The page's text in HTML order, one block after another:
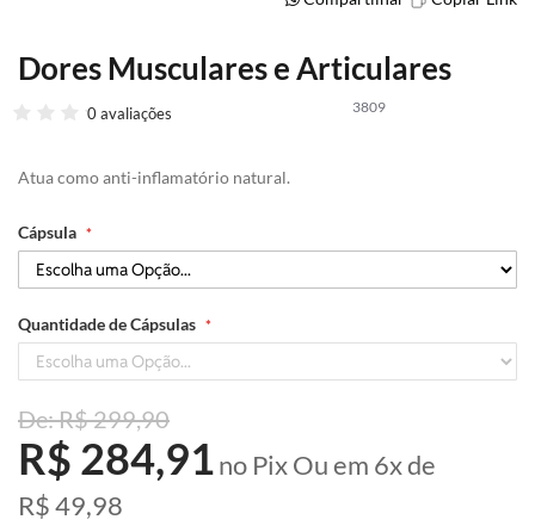
Dores Musculares e Articulares
3809
0 avaliações
Atua como anti-inflamatório natural.
Cápsula
Quantidade de Cápsulas
R$ 299,90
R$ 284,91no PixOu em 6xde
R$ 49,98
Saltar
para
Galeria
imagens